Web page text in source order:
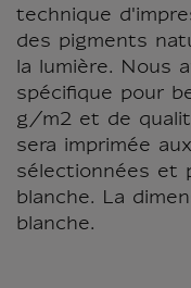
technique
des pigments
la lumière. Nous
spécifique pour
g/m2 et de
sera imprimée
sélectionnées et
blanche. La
blanche.